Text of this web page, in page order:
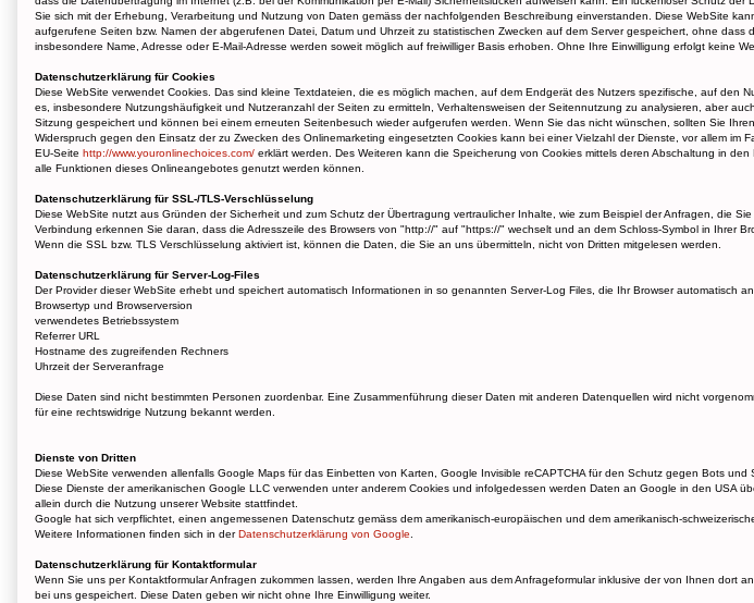
Sie sich mit der Erhebung, Verarbeitung und Nutzung von Daten gemäss der nachfolgenden Beschreibung einverstanden. Diese WebSite
aufgerufene Seiten bzw. Namen der abgerufenen Datei, Datum und Uhrzeit zu statistischen Zwecken auf dem Server gespeichert, ohne
insbesondere Name, Adresse oder E-Mail-Adresse werden soweit möglich auf freiwilliger Basis erhoben. Ohne Ihre Einwilligung erfolgt keine
Datenschutzerklärung für Cookies
Diese WebSite verwendet Cookies. Das sind kleine Textdateien, die es möglich machen, auf dem Endgerät des Nutzers spezifische, auf den
es, insbesondere Nutzungshäufigkeit und Nutzeranzahl der Seiten zu ermitteln, Verhaltensweisen der Seitennutzung zu analysieren, aber
Sitzung gespeichert und können bei einem erneuten Seitenbesuch wieder aufgerufen werden. Wenn Sie das nicht wünschen, sollten Sie
Widerspruch gegen den Einsatz der zu Zwecken des Onlinemarketing eingesetzten Cookies kann bei einer Vielzahl der Dienste, vor allem im
EU-Seite http://www.youronlinechoices.com/ erklärt werden. Des Weiteren kann die Speicherung von Cookies mittels deren Abschaltung in
alle Funktionen dieses Onlineangebotes genutzt werden können.
Datenschutzerklärung für SSL-/TLS-Verschlüsselung
Diese WebSite nutzt aus Gründen der Sicherheit und zum Schutz der Übertragung vertraulicher Inhalte, wie zum Beispiel der Anfragen, die
Verbindung erkennen Sie daran, dass die Adresszeile des Browsers von "http://" auf "https://" wechselt und an dem Schloss-Symbol in Ihrer
Wenn die SSL bzw. TLS Verschlüsselung aktiviert ist, können die Daten, die Sie an uns übermitteln, nicht von Dritten mitgelesen werden.
Datenschutzerklärung für Server-Log-Files
Der Provider dieser WebSite erhebt und speichert automatisch Informationen in so genannten Server-Log Files, die Ihr Browser automatisch
Browsertyp und Browserversion
verwendetes Betriebssystem
Referrer URL
Hostname des zugreifenden Rechners
Uhrzeit der Serveranfrage
Diese Daten sind nicht bestimmten Personen zuordenbar. Eine Zusammenführung dieser Daten mit anderen Datenquellen wird nicht
für eine rechtswidrige Nutzung bekannt werden.
Dienste von Dritten
Diese WebSite verwenden allenfalls Google Maps für das Einbetten von Karten, Google Invisible reCAPTCHA für den Schutz gegen Bots
Diese Dienste der amerikanischen Google LLC verwenden unter anderem Cookies und infolgedessen werden Daten an Google in den USA
allein durch die Nutzung unserer Website stattfindet.
Google hat sich verpflichtet, einen angemessenen Datenschutz gemäss dem amerikanisch-europäischen und dem amerikanisch-
Weitere Informationen finden sich in der Datenschutzerklärung von Google.
Datenschutzerklärung für Kontaktformular
Wenn Sie uns per Kontaktformular Anfragen zukommen lassen, werden Ihre Angaben aus dem Anfrageformular inklusive der von Ihnen dort
bei uns gespeichert. Diese Daten geben wir nicht ohne Ihre Einwilligung weiter.